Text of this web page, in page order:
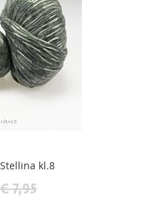
kl.8
€ 7,95